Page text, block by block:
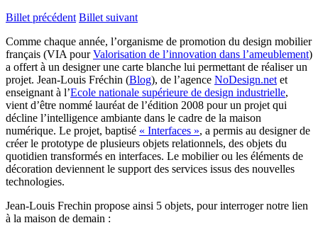
Billet précédent Billet suivant
Comme chaque année, l’organisme de promotion du design mobilier
français (VIA pourValorisation de l’innovation dans l’ameublement)
a offert à un designer une carte blanche lui permettant de réaliser un
projet. Jean-Louis Fréchin (Blog), de l’agence NoDesign.net et
enseignant à l’Ecole nationale supérieure de design industrielle,
vient d’être nommé lauréat de l’édition 2008 pour un projet qui
décline l’intelligence ambiante dans le cadre de la maison
numérique. Le projet, baptisé « Interfaces », a permis au designer de
créer le prototype de plusieurs objets relationnels, des objets du
quotidien transformés en interfaces. Le mobilier ou les éléments de
décoration deviennent le support des services issus des nouvelles
technologies.
Jean-Louis Frechin propose ainsi 5 objets, pour interroger notre lien
à la maison de demain :